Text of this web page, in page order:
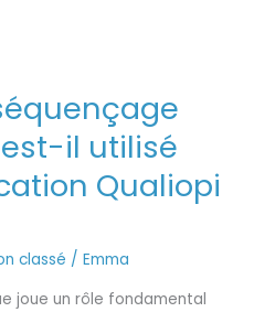
il utilisé
Qualiopi
classé / Emma
joue un rôle fondamental